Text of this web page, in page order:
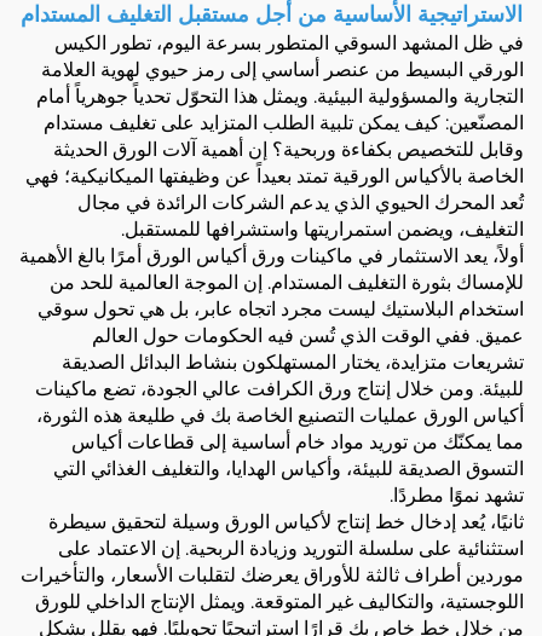
الاستراتيجية الأساسية من أجل مستقبل التغليف المستدام
في ظل المشهد السوقي المتطور بسرعة اليوم، تطور الكيس
الورقي البسيط من عنصر أساسي إلى رمز حيوي لهوية العلامة
التجارية والمسؤولية البيئية. ويمثل هذا التحوّل تحدياً جوهرياً أمام
المصنّعين: كيف يمكن تلبية الطلب المتزايد على تغليف مستدام
وقابل للتخصيص بكفاءة وربحية؟ إن أهمية آلات الورق الحديثة
الخاصة بالأكياس الورقية تمتد بعيداً عن وظيفتها الميكانيكية؛ فهي
تُعد المحرك الحيوي الذي يدعم الشركات الرائدة في مجال
التغليف، ويضمن استمراريتها واستشرافها للمستقبل.
أولاً، يعد الاستثمار في ماكينات ورق أكياس الورق أمرًا بالغ الأهمية
للإمساك بثورة التغليف المستدام. إن الموجة العالمية للحد من
استخدام البلاستيك ليست مجرد اتجاه عابر، بل هي تحول سوقي
عميق. ففي الوقت الذي تُسن فيه الحكومات حول العالم
تشريعات متزايدة، يختار المستهلكون بنشاط البدائل الصديقة
للبيئة. ومن خلال إنتاج ورق الكرافت عالي الجودة، تضع ماكينات
أكياس الورق عمليات التصنيع الخاصة بك في طليعة هذه الثورة،
مما يمكنّك من توريد مواد خام أساسية إلى قطاعات أكياس
التسوق الصديقة للبيئة، وأكياس الهدايا، والتغليف الغذائي التي
تشهد نموًا مطردًا.
ثانيًا، يُعد إدخال خط إنتاج لأكياس الورق وسيلة لتحقيق سيطرة
استثنائية على سلسلة التوريد وزيادة الربحية. إن الاعتماد على
موردين أطراف ثالثة للأوراق يعرضك لتقلبات الأسعار، والتأخيرات
اللوجستية، والتكاليف غير المتوقعة. ويمثل الإنتاج الداخلي للورق
من خلال خط خاص بك قرارًا استراتيجيًا تحويليًا. فهو يقلل بشكل